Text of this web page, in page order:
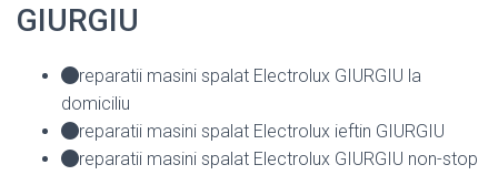
GIURGIU
reparatii masini spalat Electrolux GIURGIU la
domiciliu
reparatii masini spalat Electrolux ieftin GIURGIU
reparatii masini spalat Electrolux GIURGIU non-stop